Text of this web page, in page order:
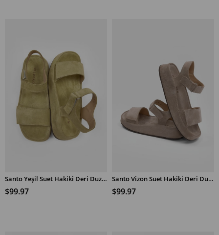
SEPETE EKLE Santo Yeşil Süet Hakiki Deri Düz Sandalet
$99.97
SEPETE EKLE Santo Vizon Süet Hakiki Deri Düz Sandalet
$99.97